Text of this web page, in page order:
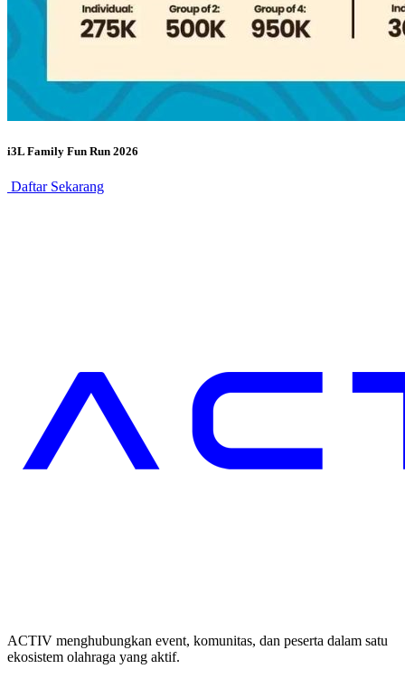
i3L Family Fun Run 2026
Daftar Sekarang
ACTIV menghubungkan event, komunitas, dan peserta dalam satu
ekosistem olahraga yang aktif.